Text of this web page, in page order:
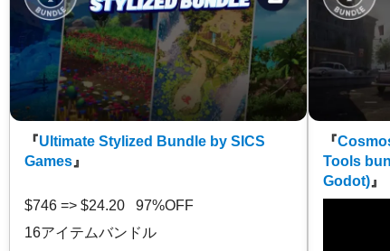
『Ultimate Stylized Bundle by SICS
Games』
$746 => $24.20 97%OFF
16アイテムバンドル
『
Tools
Godot)』